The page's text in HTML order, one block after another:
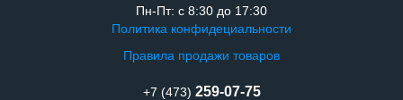
Пн-Пт: с 8:30 до 17:30
Политика конфидециальности
Правила продажи товаров
+7 (473) 259-07-75